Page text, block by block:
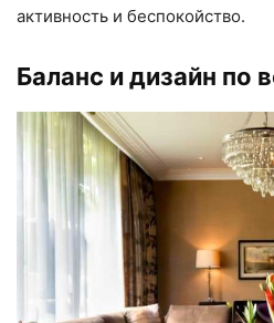
активность и беспокойство.
Баланс и дизайн по